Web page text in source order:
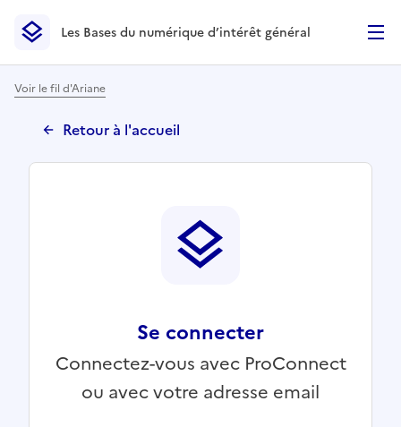
Les Bases du numérique d’intérêt général- Retour à la
Les Bases du numérique d’intérêt général
Voir le fil d'Ariane
Retour à l'accueil
Se connecter
Connectez-vous avec ProConnect
ou avec votre adresse email